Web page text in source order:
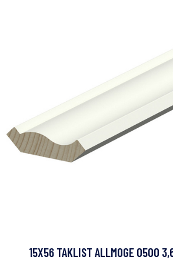
15X56 TAKLIST ALLMOGE 0500